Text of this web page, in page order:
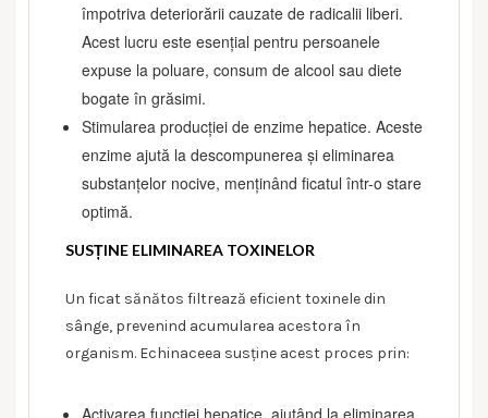
împotriva deteriorării cauzate de radicalii liberi.
Acest lucru este esențial pentru persoanele
expuse la poluare, consum de alcool sau diete
bogate în grăsimi.
Stimularea producției de enzime hepatice. Aceste
enzime ajută la descompunerea și eliminarea
substanțelor nocive, menținând ficatul într-o stare
optimă.
SUSȚINE ELIMINAREA TOXINELOR
Un ficat sănătos filtrează eficient toxinele din
sânge, prevenind acumularea acestora în
organism. Echinaceea susține acest proces prin:
Activarea funcției hepatice, ajutând la eliminarea